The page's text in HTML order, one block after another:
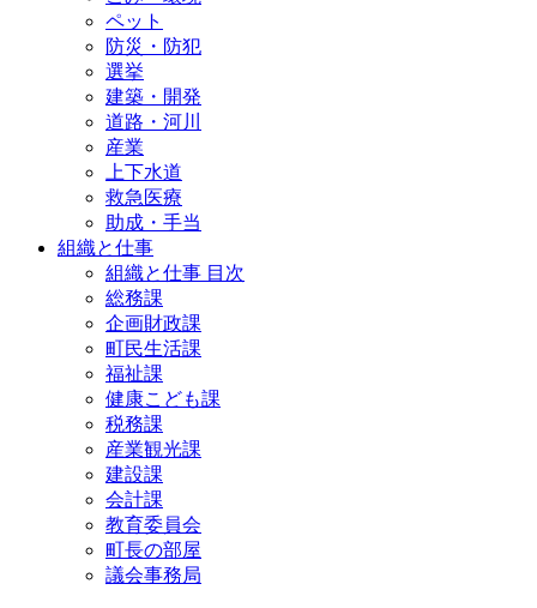
ペット
防災・防犯
選挙
建築・開発
道路・河川
産業
上下水道
救急医療
助成・手当
組織と仕事
組織と仕事 目次
総務課
企画財政課
町民生活課
福祉課
健康こども課
税務課
産業観光課
建設課
会計課
教育委員会
町長の部屋
議会事務局